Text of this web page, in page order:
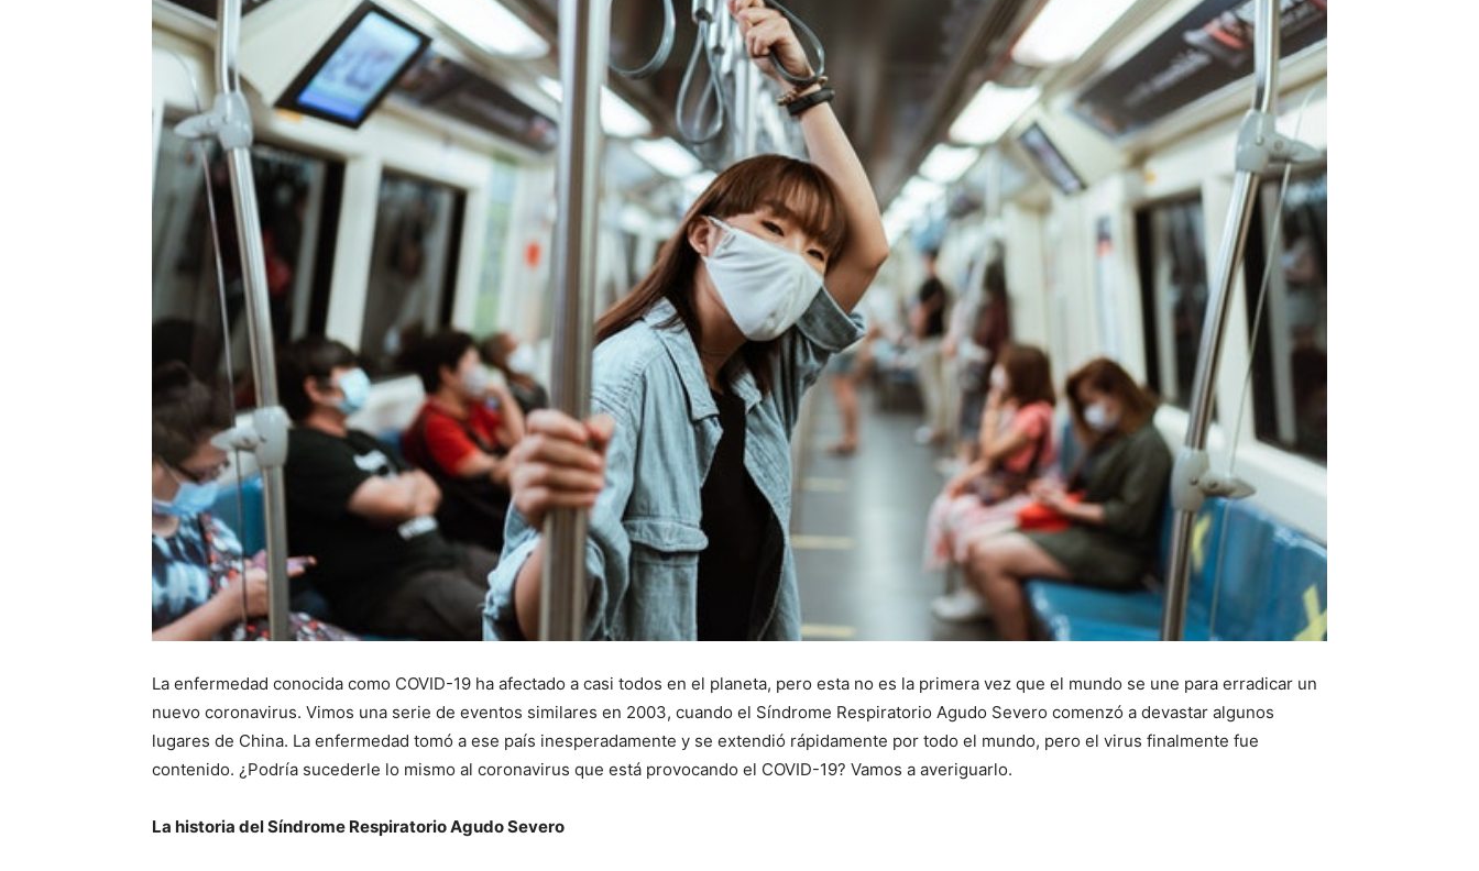
La enfermedad conocida como COVID-19 ha afectado a casi todos en el planeta, pero esta no es la primera vez que el mundo se une para erradicar un
nuevo coronavirus. Vimos una serie de eventos similares en 2003, cuando el Síndrome Respiratorio Agudo Severo comenzó a devastar algunos
lugares de China. La enfermedad tomó a ese país inesperadamente y se extendió rápidamente por todo el mundo, pero el virus finalmente fue
contenido. ¿Podría sucederle lo mismo al coronavirus que está provocando el COVID-19? Vamos a averiguarlo.
La historia del Síndrome Respiratorio Agudo Severo